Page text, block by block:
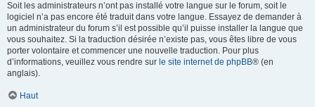
Soit les administrateurs n’ont pas installé votre langue sur le forum, soit le
logiciel n’a pas encore été traduit dans votre langue. Essayez de demander à
un administrateur du forum s’il est possible qu’il puisse installer la langue que
vous souhaitez. Si la traduction désirée n’existe pas, vous êtes libre de vous
porter volontaire et commencer une nouvelle traduction. Pour plus
d’informations, veuillez vous rendre sur le site internet de phpBB® (en
anglais).
Haut